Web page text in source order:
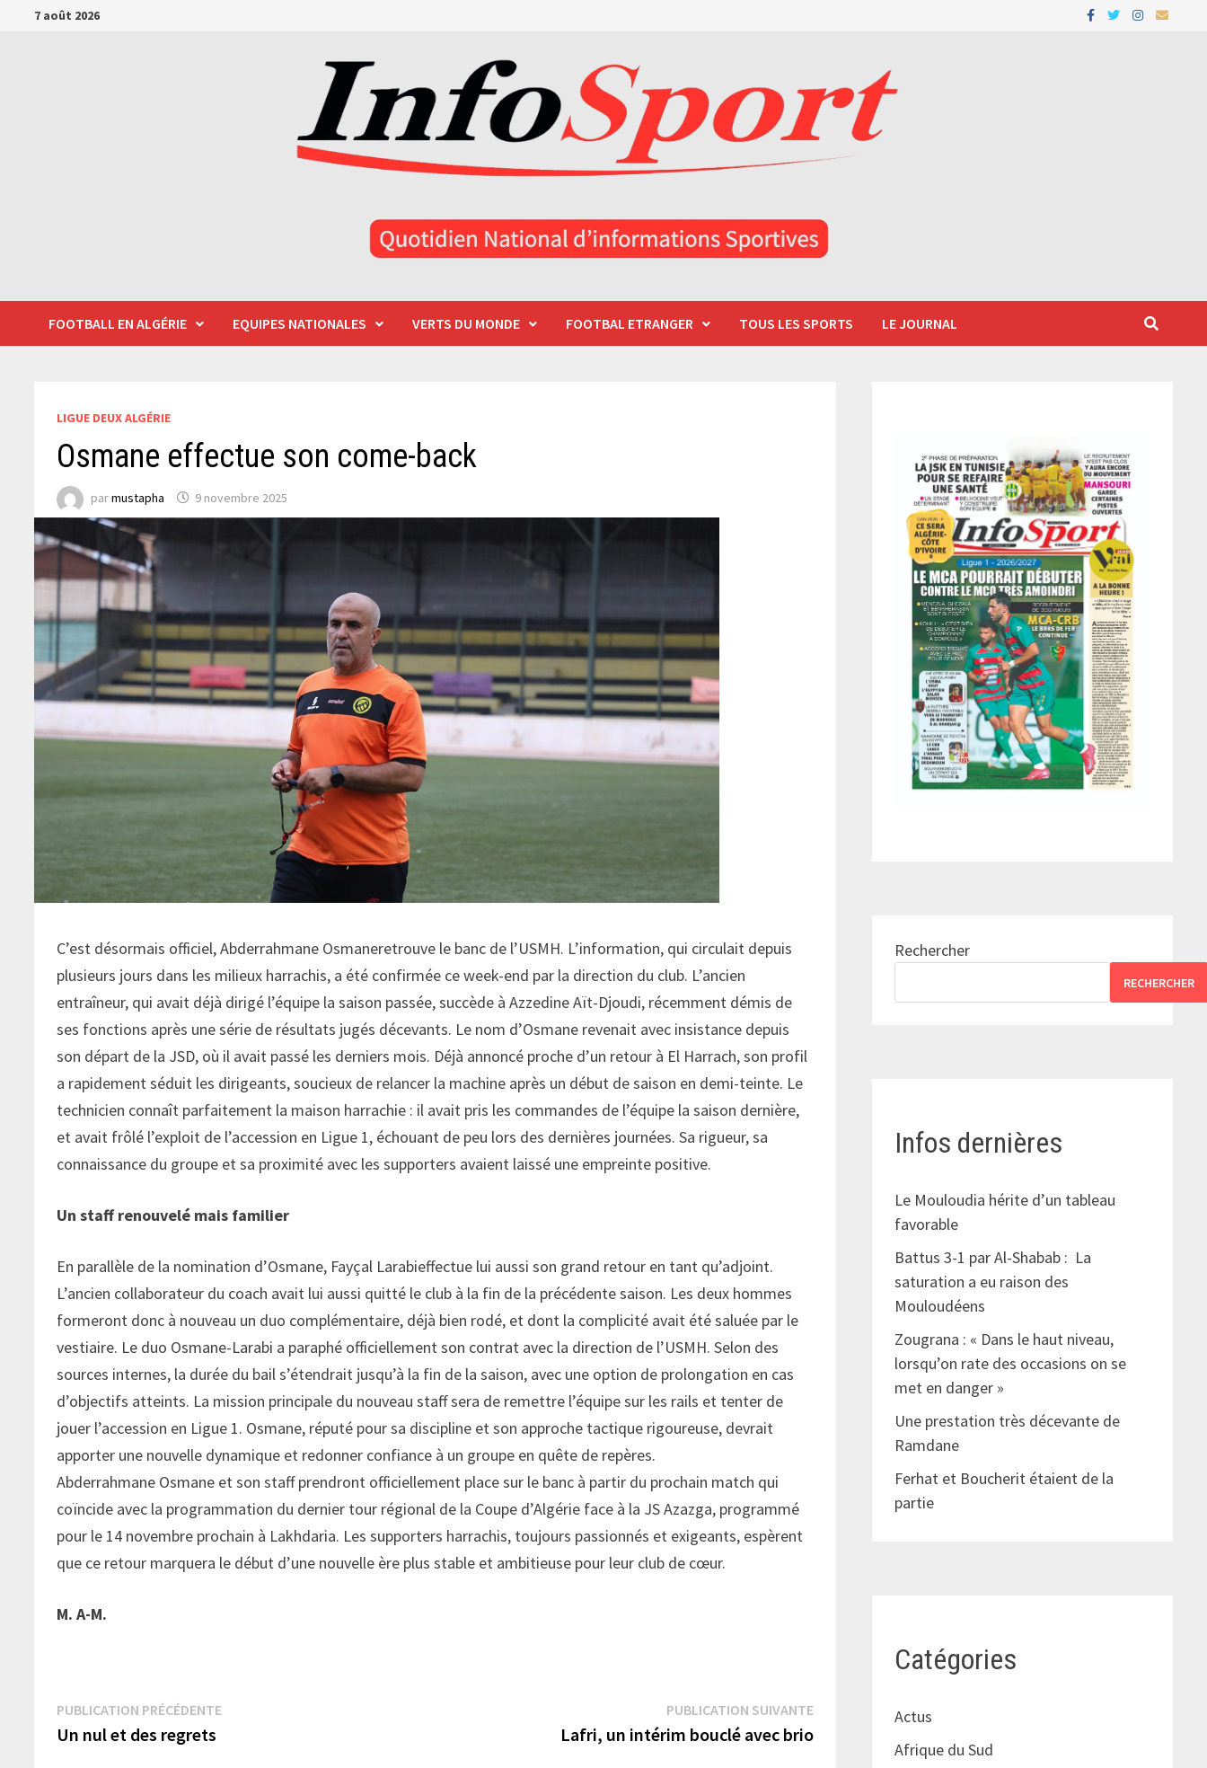
Passer7 août 2026
FOOTBALL EN ALGÉRIE EQUIPES NATIONALES VERTS DU MONDE FOOTBAL ETRANGER TOUS LES SPORTS LE JOURNAL
LIGUE DEUX ALGÉRIE
Osmane effectue son come-back
parmustapha 9 novembre 2025
C’est désormais officiel, Abderrahmane Osmaneretrouve le banc de l’USMH. L’information, qui circulait depuis
plusieurs jours dans les milieux harrachis, a été confirmée ce week-end par la direction du club. L’ancien
entraîneur, qui avait déjà dirigé l’équipe la saison passée, succède à Azzedine Aït-Djoudi, récemment démis de
ses fonctions après une série de résultats jugés décevants. Le nom d’Osmane revenait avec insistance depuis
son départ de la JSD, où il avait passé les derniers mois. Déjà annoncé proche d’un retour à El Harrach, son profil
a rapidement séduit les dirigeants, soucieux de relancer la machine après un début de saison en demi-teinte. Le
technicien connaît parfaitement la maison harrachie : il avait pris les commandes de l’équipe la saison dernière,
et avait frôlé l’exploit de l’accession en Ligue 1, échouant de peu lors des dernières journées. Sa rigueur, sa
connaissance du groupe et sa proximité avec les supporters avaient laissé une empreinte positive.
Un staff renouvelé mais familier
En parallèle de la nomination d’Osmane, Fayçal Larabieffectue lui aussi son grand retour en tant qu’adjoint.
L’ancien collaborateur du coach avait lui aussi quitté le club à la fin de la précédente saison. Les deux hommes
formeront donc à nouveau un duo complémentaire, déjà bien rodé, et dont la complicité avait été saluée par le
vestiaire. Le duo Osmane-Larabi a paraphé officiellement son contrat avec la direction de l’USMH. Selon des
sources internes, la durée du bail s’étendrait jusqu’à la fin de la saison, avec une option de prolongation en cas
d’objectifs atteints. La mission principale du nouveau staff sera de remettre l’équipe sur les rails et tenter de
jouer l’accession en Ligue 1. Osmane, réputé pour sa discipline et son approche tactique rigoureuse, devrait
apporter une nouvelle dynamique et redonner confiance à un groupe en quête de repères.
Abderrahmane Osmane et son staff prendront officiellement place sur le banc à partir du prochain match qui
coïncide avec la programmation du dernier tour régional de la Coupe d’Algérie face à la JS Azazga, programmé
pour le 14 novembre prochain à Lakhdaria. Les supporters harrachis, toujours passionnés et exigeants, espèrent
que ce retour marquera le début d’une nouvelle ère plus stable et ambitieuse pour leur club de cœur.
M. A-M.
Navigation
de
PUBLICATION PRÉCÉDENTEPublication
Un nul et des regrets
PUBLICATION SUIVANTEPublication
suivante :
Lafri, un intérim bouclé avec brio
Rechercher
RECHERCHER
Infos dernières
Le Mouloudia hérite d’un tableau
favorable
Battus 3-1 par Al-Shabab : La
saturation a eu raison des
Mouloudéens
Zougrana : « Dans le haut niveau,
lorsqu’on rate des occasions on se
met en danger »
Une prestation très décevante de
Ramdane
Ferhat et Boucherit étaient de la
partie
Catégories
Actus
Afrique du Sud